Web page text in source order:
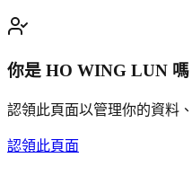
你是 HO WING LUN 嗎
認領此頁面以管理你的資料
認領此頁面